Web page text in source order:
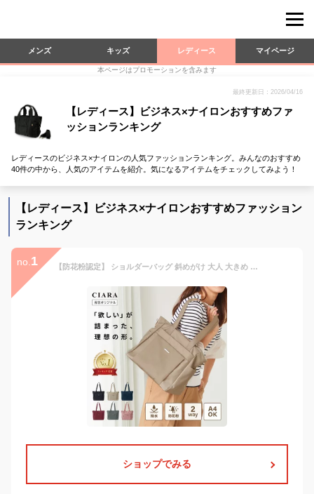
メンズ キッズ レディース マイページ
本ページはプロモーションを含みます
最終更新日：2026/04/16
【レディース】ビジネス×ナイロンおすすめファ
ッションランキング
レディースのビジネス×ナイロンの人気ファッションランキング。みんなのおすすめ
40件の中から、人気のアイテムを紹介。気になるアイテムをチェックしてみよう！
【レディース】ビジネス×ナイロンおすすめファッション
ランキング
no. 1 【防花粉認定】 ショルダーバッグ 斜めがけ 大人 大きめ ナイロン 上品 大容量 小さめ ミニ 2way スポーティー 軽い 40代 マザーズバッグバッグ 防花粉 布 トートバッグ レディース 軽量 通勤 ファスナー付き 旅行 A4 横 マチ 防花粉 撥水 td プレゼント
ショップでみる